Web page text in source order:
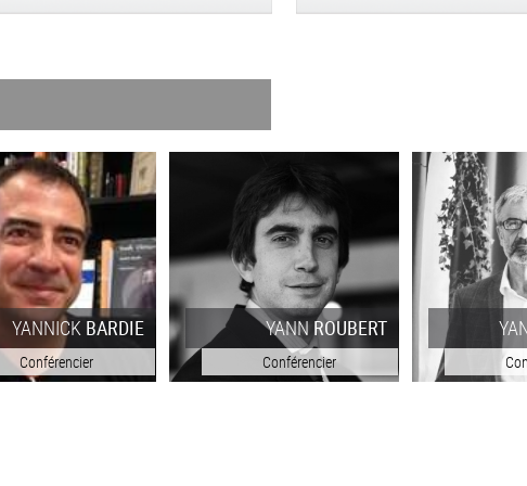
YANNICK BARDIE
Conférencier
YANN ROUBERT
Conférencier